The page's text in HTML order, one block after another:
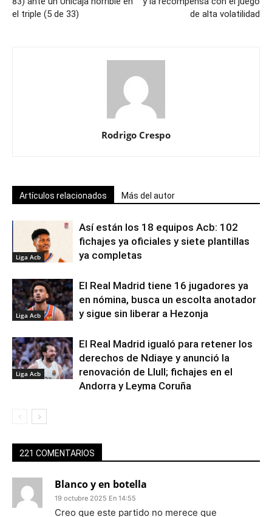
el triple (5 de 33)
de alta volatilidad
Rodrigo Crespo
Artículos relacionados Más del autor
Liga Acb
Así están los 18 equipos Acb: 102
fichajes ya oficiales y siete plantillas
ya completas
Liga Acb
El Real Madrid tiene 16 jugadores ya
en nómina, busca un escolta anotador
y sigue sin liberar a Hezonja
Liga Acb
El Real Madrid igualó para retener los
derechos de Ndiaye y anunció la
renovación de Llull; fichajes en el
Andorra y Leyma Coruña
221 COMENTARIOS
Blanco y en botella
19 octubre 2025 En 14:55
Creo que este partido no merece que